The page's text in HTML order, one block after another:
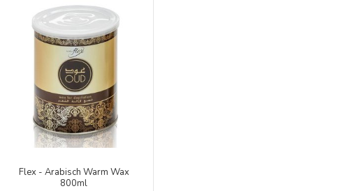
Flex - Arabisch Warm Wax
800ml